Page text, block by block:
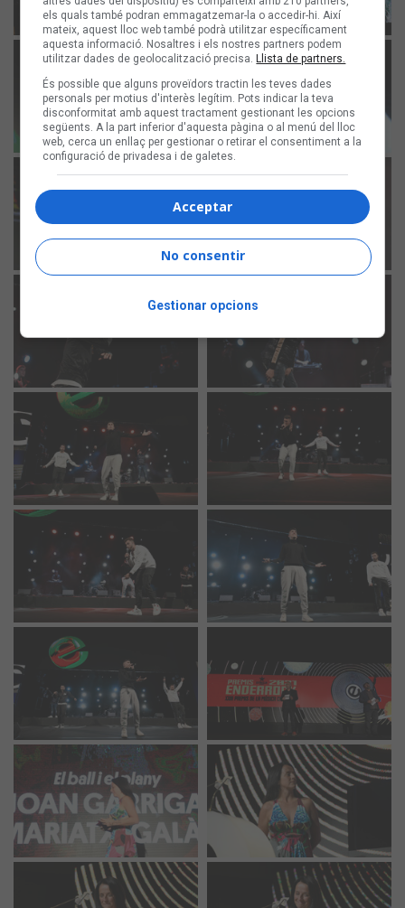
els quals també podran emmagatzemar-la o accedir-hi. Així
mateix, aquest lloc web també podrà utilitzar específicament
aquesta informació. Nosaltres i els nostres partners podem
utilitzar dades de geolocalització precisa. Llista de partners.
És possible que alguns proveïdors tractin les teves dades
personals per motius d'interès legítim. Pots indicar la teva
disconformitat amb aquest tractament gestionant les opcions
següents. A la part inferior d'aquesta pàgina o al menú del lloc
web, cerca un enllaç per gestionar o retirar el consentiment a la
configuració de privadesa i de galetes.
Acceptar
No consentir
Gestionar opcions